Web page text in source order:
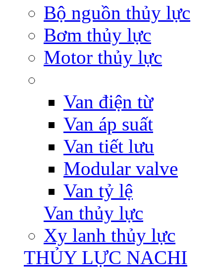
Bộ nguồn thủy lực
Bơm thủy lực
Motor thủy lực
Van điện từ
Van áp suất
Van tiết lưu
Modular valve
Van tỷ lệ
Van thủy lực
Xy lanh thủy lực
THỦY LỰC NACHI